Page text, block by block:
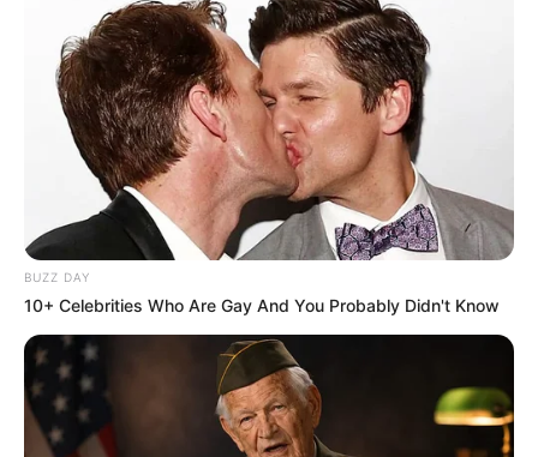
BUZZ DAY
10+ Celebrities Who Are Gay And You Probably Didn't Know